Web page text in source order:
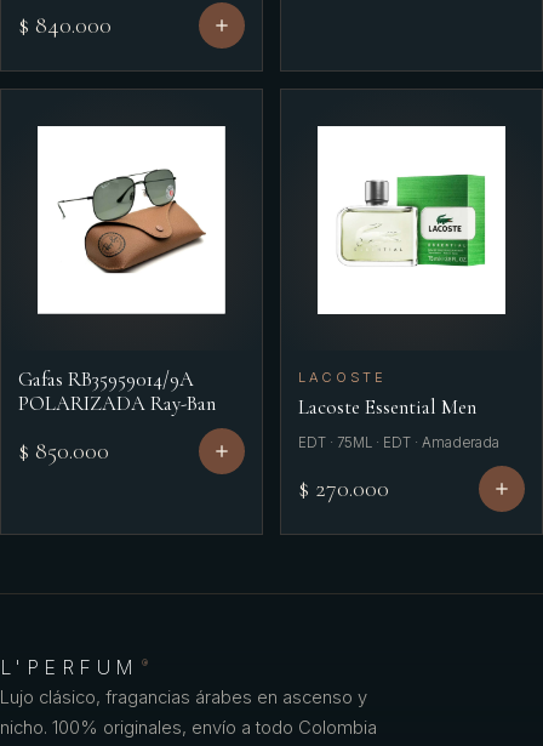
$ 840.000
Gafas RB35959014/9A
POLARIZADA Ray-Ban
$ 850.000
LACOSTE
Lacoste Essential Men
EDT · 75ML · EDT · Amaderada
$ 270.000
L'PERFUM ®
Lujo clásico, fragancias árabes en ascenso y
nicho. 100% originales, envío a todo Colombia